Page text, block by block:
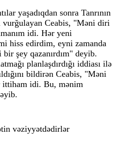
yaşadıqdan sonra Tanrının
Ceabis, "Məni diri
idi. Hər yeni
hiss edirdim, eyni zamanda
şey qazanırdım" deyib.
planlaşdırdığı iddiası ilə
bildirən Ceabis, "Məni
idi. Bu, mənim
vəziyyətdədirlər